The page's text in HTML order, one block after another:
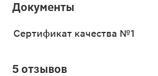
Документы
Сертификат качества №1
5 отзывов